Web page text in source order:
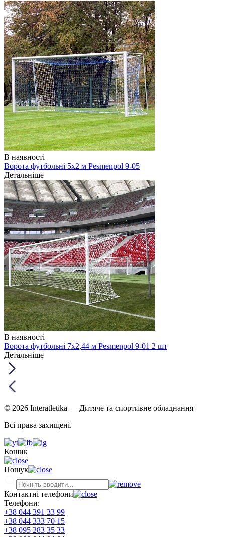
В наявності
Ворота футбольні 5х2 м Pesmenpol 9-05
Детальніше
В наявності
Ворота футбольні 7х2,44 м Pesmenpol 9-01 2 шт
Детальніше
© 2026 Interatletika — Дитяче та спортивне обладнання
Всі права захищені.
Кошик
Пошук
Контактні телефони
Телефони:
+38 044 391 33 99
+38 044 333 70 15
+38 095 283 35 33